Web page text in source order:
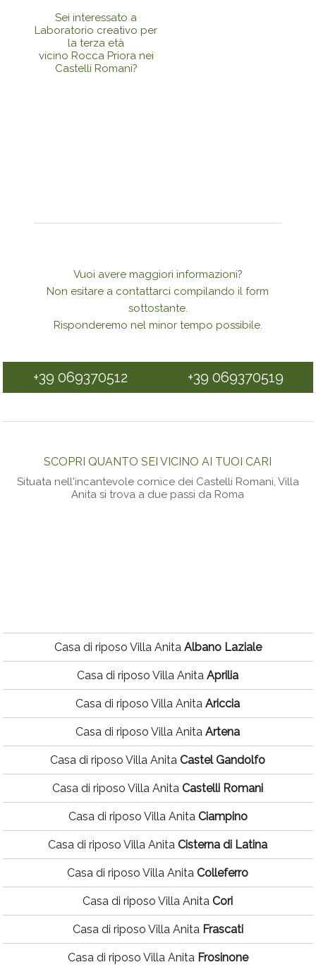
Sei interessato a
Laboratorio creativo per
la terza età
vicino Rocca Priora nei
Castelli Romani?
Vuoi avere maggiori informazioni?
Non esitare a contattarci compilando il form
sottostante.
Risponderemo nel minor tempo possibile.
+39 069370512 +39 069370519
SCOPRI QUANTO SEI VICINO AI TUOI CARI
Situata nell'incantevole cornice dei Castelli Romani, Villa
Anita si trova a due passi da Roma
Casa di riposo Villa Anita Albano Laziale
Casa di riposo Villa AnitaAprilia
Casa di riposo Villa AnitaAriccia
Casa di riposo Villa AnitaArtena
Casa di riposo Villa AnitaCastel Gandolfo
Casa di riposo Villa AnitaCastelli Romani
Casa di riposo Villa Anita Ciampino
Casa di riposo Villa AnitaCisterna di Latina
Casa di riposo Villa AnitaColleferro
Casa di riposo Villa AnitaCori
Casa di riposo Villa Anita Frascati
Casa di riposo Villa Anita Frosinone